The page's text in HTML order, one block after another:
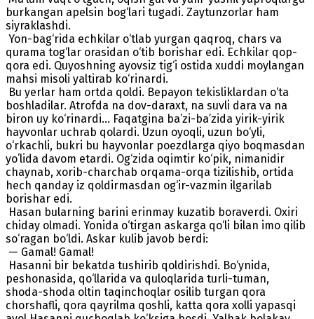
burkangan apelsin bog‘lari tugadi. Zaytunzorlar ham
siyraklashdi.
Yon-bag‘rida echkilar o‘tlab yurgan qaqroq, chars va
qurama tog‘lar orasidan o‘tib borishar edi. Echkilar qop-
qora edi. Quyoshning ayovsiz tig‘i ostida xuddi moylangan
mahsi misoli yaltirab ko‘rinardi.
Bu yerlar ham ortda qoldi. Bepayon tekisliklardan o‘ta
boshladilar. Atrofda na dov-daraxt, na suvli dara va na
biron uy ko‘rinardi… Faqatgina ba’zi-ba’zida yirik-yirik
hayvonlar uchrab qolardi. Uzun oyoqli, uzun bo‘yli,
o‘rkachli, bukri bu hayvonlar poezdlarga qiyo boqmasdan
yoʻlida davom etardi. Og‘zida oqimtir ko‘pik, nimanidir
chaynab, xorib-charchab orqama-orqa tizilishib, ortida
hech qanday iz qoldirmasdan og‘ir-vazmin ilgarilab
borishar edi.
Hasan bularning barini erinmay kuzatib boraverdi. Oxiri
chiday olmadi. Yonida o‘tirgan askarga qo‘li bilan imo qilib
so‘ragan bo‘ldi. Askar kulib javob berdi:
— Gamal! Gamal!
Hasanni bir bekatda tushirib qoldirishdi. Bo‘ynida,
peshonasida, qo‘llarida va quloqlarida turli-tuman,
shoda-shoda oltin taqinchoqlar osilib turgan qora
chorshafli, qora qayrilma qoshli, katta qora xolli yapasqi